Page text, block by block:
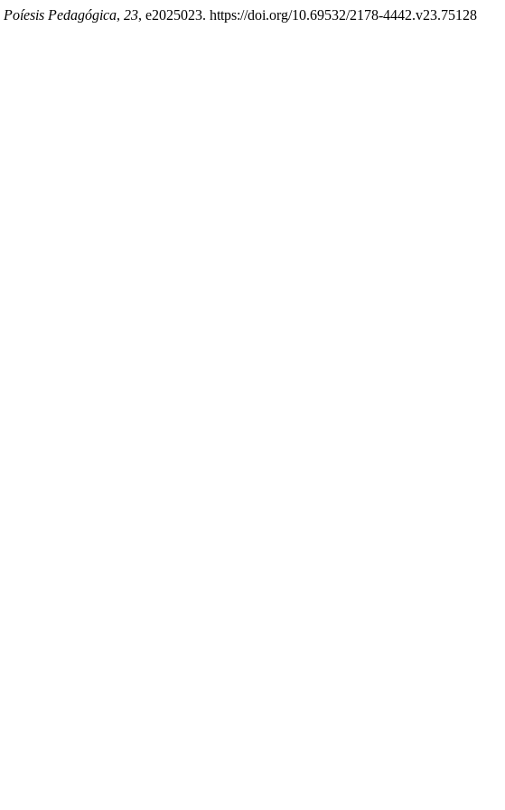
Poíesis Pedagógica, 23, e2025023. https://doi.org/10.69532/2178-4442.v23.75128